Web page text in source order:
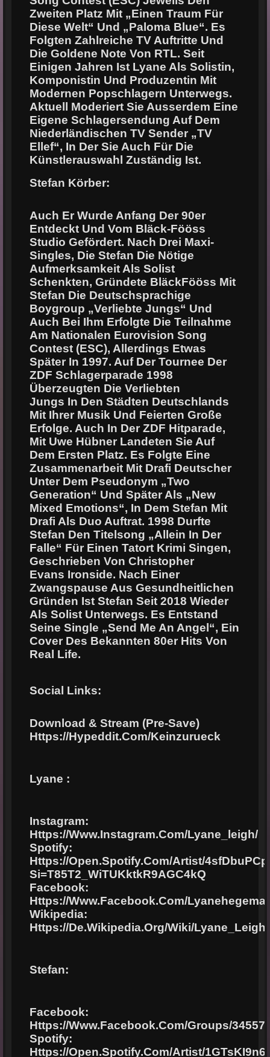
Zweiten Platz Mit „Einen Traum Für
Diese Welt“ Und „Paloma Blue“. Es
Folgten Zahlreiche TV Auftritte Und
Die Goldene Note Von RTL. Seit
Einigen Jahren Ist LyaneAls Solistin,
Komponistin Und Produzentin Mit
Modernen Popschlagern Unterwegs.
Aktuell Moderiert Sie Ausserdem Eine
Eigene Schlagersendung Auf Dem
Niederländischen TVSender „TV
Ellef“, In Der Sie Auch Für Die
Künstlerauswahl Zuständig Ist.
Stefan Körber:
Auch Er Wurde Anfang Der 90er
Entdeckt Und Vom Bläck-Fööss
Studio Gefördert. Nach Drei Maxi-
Singles, Die Stefan Die Nötige
Aufmerksamkeit Als Solist
Schenkten, Gründete BläckFööss Mit
Stefan Die Deutschsprachige
Boygroup „Verliebte Jungs“ Und
Auch Bei Ihm Erfolgte Die Teilnahme
Am Nationalen Eurovision Song
Contest (ESC), Allerdings Etwas
Später In 1997. Auf Der Tournee Der
ZDF Schlagerparade 1998
Überzeugten Die Verliebten
Jungs In Den Städten Deutschlands
Mit Ihrer Musik Und Feierten Große
Erfolge. Auch In DerZDF Hitparade,
Mit Uwe Hübner Landeten Sie Auf
Dem Ersten Platz. Es Folgte Eine
Zusammenarbeit Mit Drafi Deutscher
Unter Dem Pseudonym „Two
Generation“ Und SpäterAls „New
Mixed Emotions“, In Dem Stefan Mit
Drafi Als Duo Auftrat. 1998 Durfte
Stefan DenTitelsong „Allein In Der
Falle“ Für Einen Tatort Krimi Singen,
Geschrieben Von Christopher
Evans Ironside. Nach Einer
Zwangspause Aus Gesundheitlichen
Gründen Ist Stefan Seit2018 Wieder
Als Solist Unterwegs. Es Entstand
Seine Single „Send Me An Angel“, Ein
Cover Des Bekannten 80er Hits Von
Real Life.
Social Links:
Download & Stream (Pre-Save)
Https://hypeddit.com/keinzurueck
Lyane :
Instagram:
Https://www.instagram.com/lyane_leigh/
Spotify:
Https://open.spotify.com/artist/
Si=t85T2_WiTUKktkR9AGC4kQ
Facebook:
Https://www.facebook.com/
Wikipedia:
Https://de.wikipedia.org/wiki/Lyane_Leigh
Stefan:
Facebook:
Https://www.facebook.com/groups/
Spotify:
Https://open.spotify.com/artist/